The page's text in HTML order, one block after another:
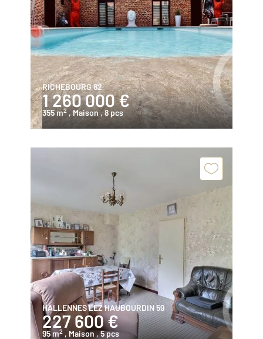
RICHEBOURG 62
1 260 000 €
355 m2 , Maison , 8 pcs
HALLENNES LEZ HAUBOURDIN 59
227 600 €
95 m2 , Maison , 5 pcs